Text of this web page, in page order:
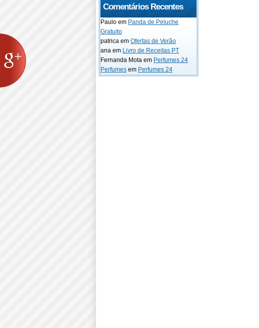
Comentários Recentes
Paulo em Panda de Peluche
Gratuito
patrica em Ofertas de Verão
ana em Livro de Receitas PT
Fernanda Mota em Perfumes 24
Perfumes em Perfumes 24